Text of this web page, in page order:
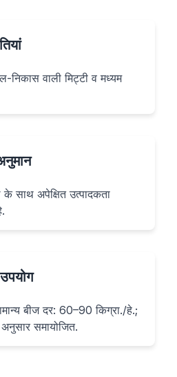
वाली मिट्टी व मध्यम
अपेक्षित उत्पादकता
बीज दर: 60–90 किग्रा./हे.;
समायोजित.